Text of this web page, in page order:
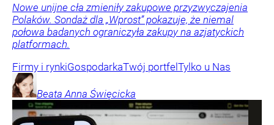
Nowe unijne cła zmieniły zakupowe przyzwyczajenia
Polaków. Sondaż dla „Wprost” pokazuje, że niemal
połowa badanych ograniczyła zakupy na azjatyckich
platformach.
Firmy i rynkiGospodarkaTwój portfelTylko u Nas
Beata Anna Święcicka